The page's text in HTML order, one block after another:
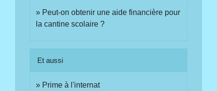
Peut-on obtenir une aide financière pour
la cantine scolaire ?
Et aussi
Prime à l'internat